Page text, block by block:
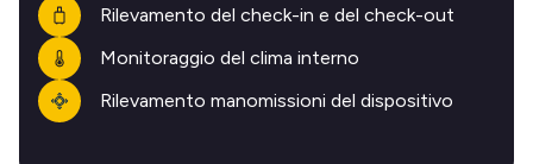
Rilevamento del check-in e del check-out
Monitoraggio del clima interno
Rilevamento manomissioni del dispositivo